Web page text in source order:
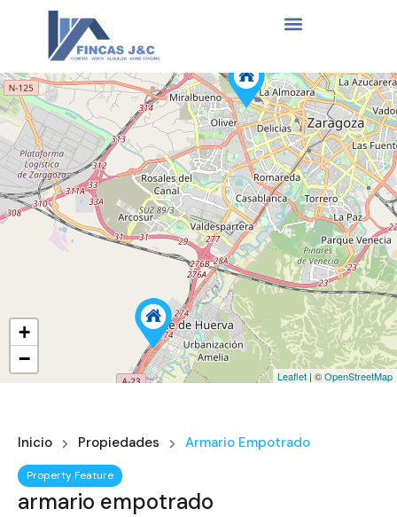
+
−
Leaflet | ©OpenStreetMap
Inicio Propiedades Armario Empotrado
Property Feature
armario empotrado